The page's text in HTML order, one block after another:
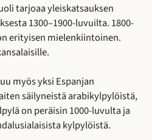
tarjoaa yleiskatsauksen
1300–1900-luvuilta. 1800-
erityisen mielenkiintoinen.
myös yksi Espanjan
säilyneistä arabikylpylöistä,
on peräisin 1000-luvulta ja
kylpylöistä.